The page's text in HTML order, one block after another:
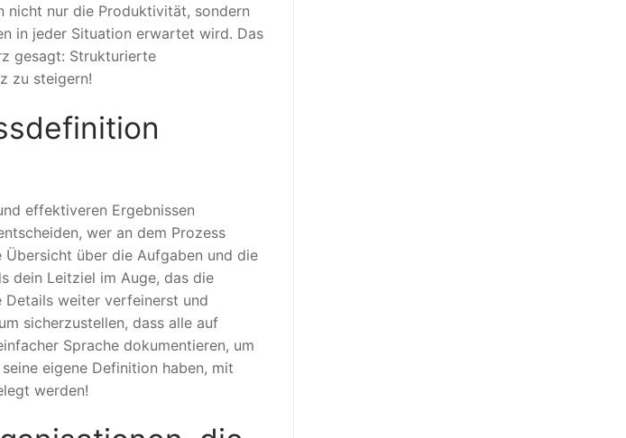
nicht nur die Produktivität, sondern
in jeder Situation erwartet wird. Das
gesagt: Strukturierte
zu steigern!
effektiveren Ergebnissen
wer an dem Prozess
über die Aufgaben und die
dein Leitziel im Auge, das die
Details weiter verfeinerst und
sicherzustellen, dass alle auf
Sprache dokumentieren, um
eigene Definition haben, mit
werden!